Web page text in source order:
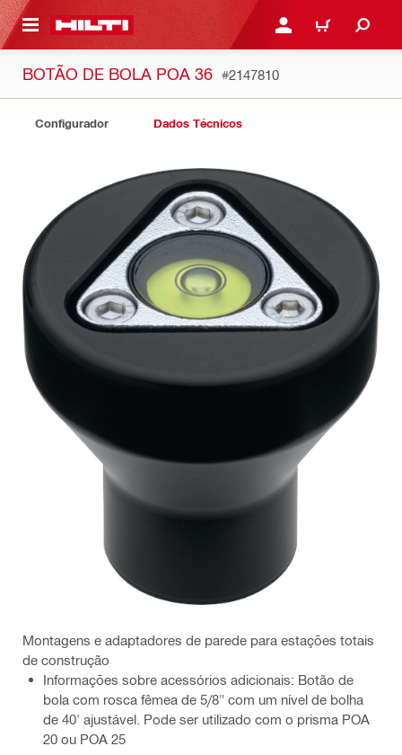
PRINCIPAL ENTRAR OU CADASTRAR
CARRINHO
BOTÃO DE BOLA POA 36 #2147810
Configurador Dados Técnicos
Montagens e adaptadores de parede para estações totais
de construção
Informações sobre acessórios adicionais: Botão de
bola com rosca fêmea de 5/8" com um nível de bolha
de 40' ajustável. Pode ser utilizado com o prisma POA
20 ou POA 25